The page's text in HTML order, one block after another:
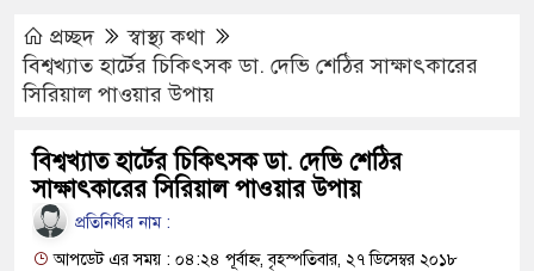
জনগণ পরিবর্তন চেয়েছে বলেই
প্রচ্ছদ
স্বাস্থ্য কথা
বিশ্বখ্যাত হার্টের চিকিৎসক ডা. দেভি শেঠির সাক্ষাৎকারের
সিরিয়াল পাওয়ার উপায়
বিশ্বখ্যাত হার্টের চিকিৎসক ডা. দেভি শেঠির
সাক্ষাৎকারের সিরিয়াল পাওয়ার উপায়
প্রতিনিধির নাম :
আপডেট এর সময় : ০৪:২৪ পূর্বাহ্ন, বৃহস্পতিবার, ২৭ ডিসেম্বর ২০১৮